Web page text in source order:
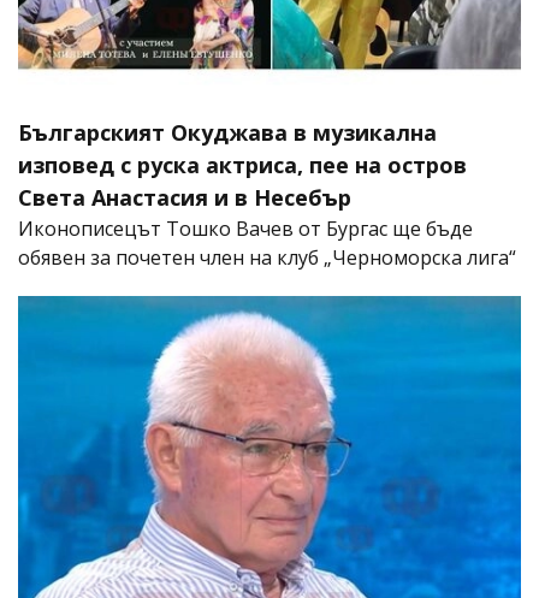
Българският Окуджава в музикална
изповед с руска актриса, пее на остров
Света Анастасия и в Несебър
Иконописецът Тошко Вачев от Бургас ще бъде
обявен за почетен член на клуб „Черноморска лига“